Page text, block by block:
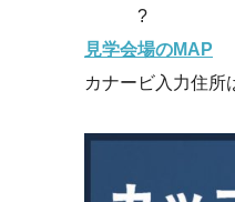
?
見学会場のMAP
カナービ入力住所